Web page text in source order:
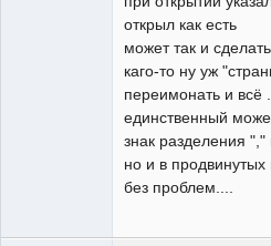
открыл как есть
может так и
каго-то ну уж
переимонать и всё
единственный
знак разделения ","
но и в
без проблем....